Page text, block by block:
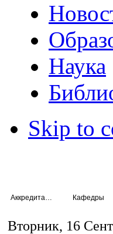
Наука
Skip to
Кафедры
Вторник, 16